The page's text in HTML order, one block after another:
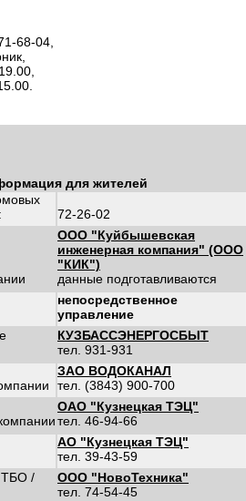
68-04,
для жителей
72-26-02
ООО "Куйбышевская
инженерная компания" (ООО
"КИК")
данные подготавливаются
непосредственное
управление
КУЗБАССЭНЕРГОСБЫТ
тел. 931-931
ЗАО ВОДОКАНАЛ
тел. (3843) 900-700
ОАО "Кузнецкая ТЭЦ"
тел. 46-94-66
АО "Кузнецкая ТЭЦ"
тел. 39-43-59
ТБО /
ООО "НовоТехника"
тел. 74-54-45